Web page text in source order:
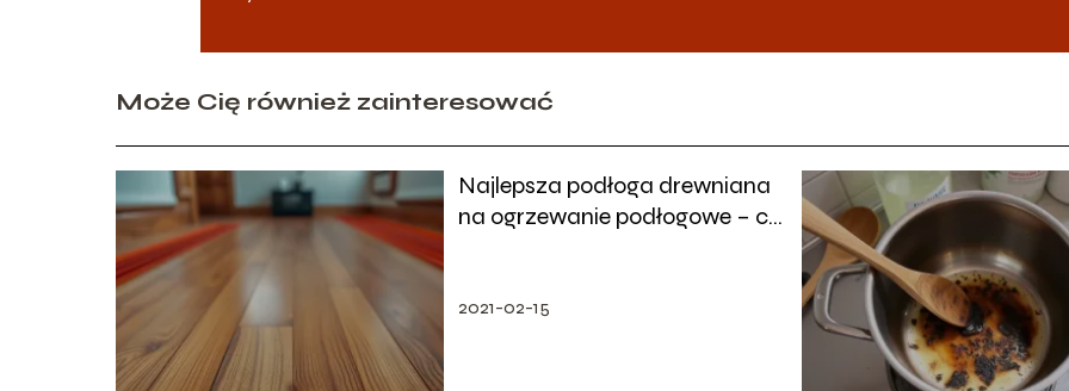
Może Cię również zainteresować
Najlepsza podłoga drewniana
na ogrzewanie podłogowe – co
2021-02-15